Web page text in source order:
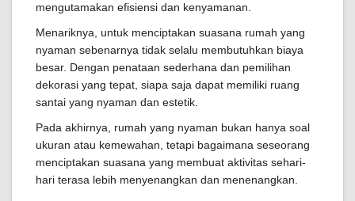
mengutamakan efisiensi dan kenyamanan.
Menariknya, untuk menciptakan suasana rumah yang
nyaman sebenarnya tidak selalu membutuhkan biaya
besar. Dengan penataan sederhana dan pemilihan
dekorasi yang tepat, siapa saja dapat memiliki ruang
santai yang nyaman dan estetik.
Pada akhirnya, rumah yang nyaman bukan hanya soal
ukuran atau kemewahan, tetapi bagaimana seseorang
menciptakan suasana yang membuat aktivitas sehari-
hari terasa lebih menyenangkan dan menenangkan.